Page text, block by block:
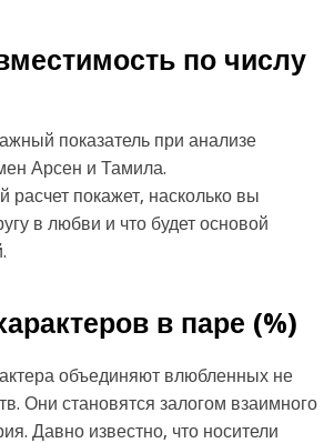
по числу
показатель при анализе
Арсен и Тамила.
расчет покажет, насколько вы
в любви и что будет основой
в паре (%)
объединяют влюбленных не
Они становятся залогом взаимного
Давно известно, что носители